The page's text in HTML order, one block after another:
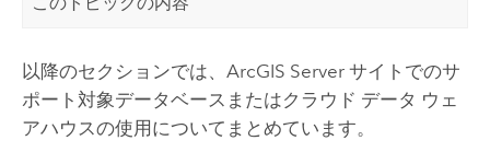
以降のセクションでは、 ArcGIS Serverサイトでのサ
ポート対象データベースまたはクラウド データ ウェ
アハウスの使用についてまとめています。